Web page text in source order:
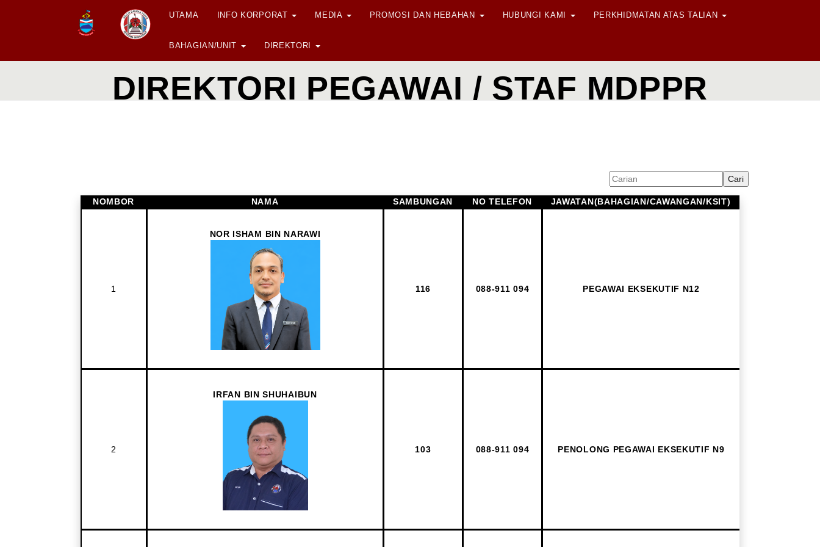
UTAMA INFO KORPORAT MEDIA PROMOSI DAN HEBAHAN HUBUNGI KAMI PERKHIDMATAN ATAS TALIAN
BAHAGIAN/UNIT DIREKTORI
DIREKTORI PEGAWAI / STAF MDPPR
NOMBOR NAMA SAMBUNGAN NO TELEFON JAWATAN(BAHAGIAN/CAWANGAN/KSIT)
1
NOR ISHAM BIN NARAWI
116 088-911 094 PEGAWAI EKSEKUTIF N12
2
IRFAN BIN SHUHAIBUN
103 088-911 094 PENOLONG PEGAWAI EKSEKUTIF N9